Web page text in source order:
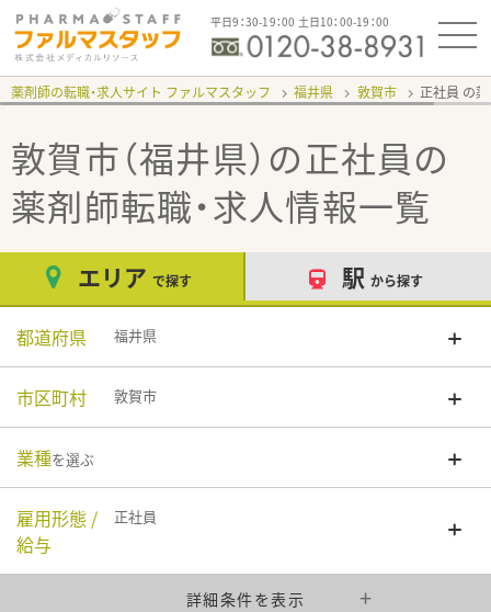
平日9：30-19：00 土日10：00-19：00
薬剤師の転職・求人サイト ファルマスタッフ 福井県 敦賀市 正社員
敦賀市（福井県）の正社員の
薬剤師転職・求人情報一覧
エリア で探す 駅 から探す
都道府県 福井県
市区町村 敦賀市
業種を選ぶ
雇用形態 /
給与
正社員
詳細条件を表示